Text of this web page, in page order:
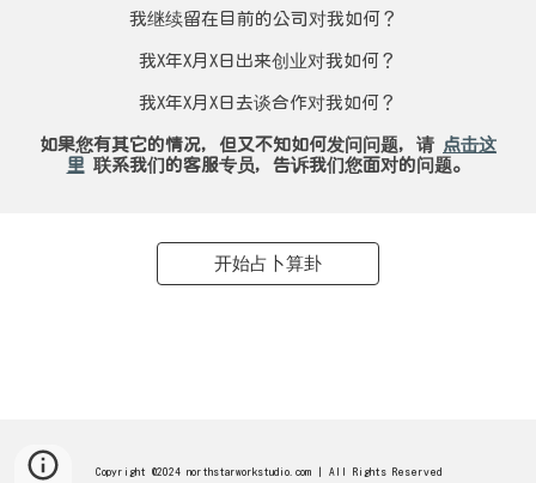
我继续留在目前的公司对我如何？
我X年X月X日出来创业对我如何？
我X年X月X日去谈合作对我如何？
如果您有其它的情况，但又不知如何发问问题，请 点击这
里 联系我们的客服专员，告诉我们您面对的问题。
开始占卜算卦
Copyright @2024 northstarworkstudio.com | All Rights Reserved